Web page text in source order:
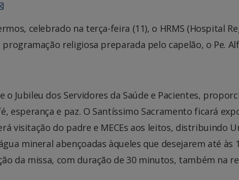
celebrado na terça-feira (11), o HRMS (Hospital
religiosa preparada pelo capelão, o Pe.
o Jubileu dos Servidores da Saúde e Pacientes,
esperança e paz. O Santíssimo Sacramento ficará
visitação do padre e MECEs aos leitos, distribuindo
mineral abençoadas àqueles que desejarem até às
da missa, com duração de 30 minutos, também na